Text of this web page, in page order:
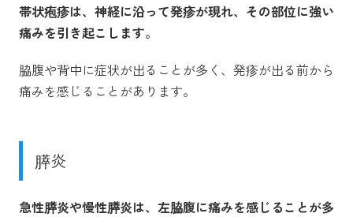
帯状疱疹は、神経に沿って発疹が現れ、その部位に強い
痛みを引き起こします。
脇腹や背中に症状が出ることが多く、発疹が出る前から
痛みを感じることがあります。
膵炎
急性膵炎や慢性膵炎は、左脇腹に痛みを感じることが多